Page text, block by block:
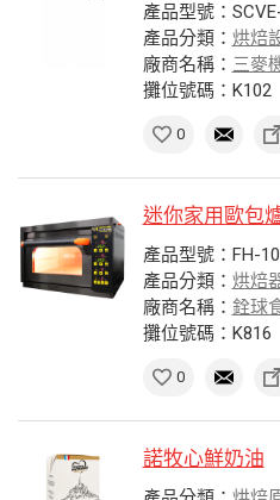
產品型號：
產品分類： 烘焙
廠商名稱： 三麥
攤位號碼：K102
0
迷你家用歐包
產品型號：FH-
產品分類： 烘焙
廠商名稱： 銓球
攤位號碼：K816
0
諾牧心鮮奶油